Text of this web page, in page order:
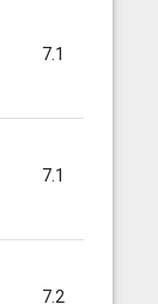
7.1
7.1
7.2